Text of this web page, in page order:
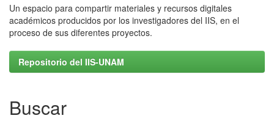
Un espacio para compartir materiales y recursos digitales
académicos producidos por los investigadores del IIS, en el
proceso de sus diferentes proyectos.
Repositorio del IIS-UNAM
Buscar